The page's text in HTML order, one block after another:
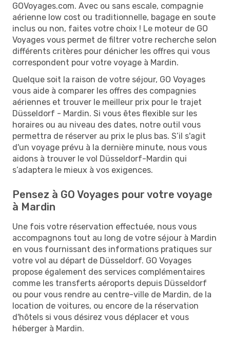
GOVoyages.com. Avec ou sans escale, compagnie
aérienne low cost ou traditionnelle, bagage en soute
inclus ou non, faites votre choix ! Le moteur de GO
Voyages vous permet de filtrer votre recherche selon
différents critères pour dénicher les offres qui vous
correspondent pour votre voyage à Mardin.
Quelque soit la raison de votre séjour, GO Voyages
vous aide à comparer les offres des compagnies
aériennes et trouver le meilleur prix pour le trajet
Düsseldorf - Mardin. Si vous êtes flexible sur les
horaires ou au niveau des dates, notre outil vous
permettra de réserver au prix le plus bas. S’il s'agit
d'un voyage prévu à la dernière minute, nous vous
aidons à trouver le vol Düsseldorf-Mardin qui
s’adaptera le mieux à vos exigences.
Pensez à GO Voyages pour votre voyage
à Mardin
Une fois votre réservation effectuée, nous vous
accompagnons tout au long de votre séjour à Mardin
en vous fournissant des informations pratiques sur
votre vol au départ de Düsseldorf. GO Voyages
propose également des services complémentaires
comme les transferts aéroports depuis Düsseldorf
ou pour vous rendre au centre-ville de Mardin, de la
location de voitures, ou encore de la réservation
d'hôtels si vous désirez vous déplacer et vous
héberger à Mardin.